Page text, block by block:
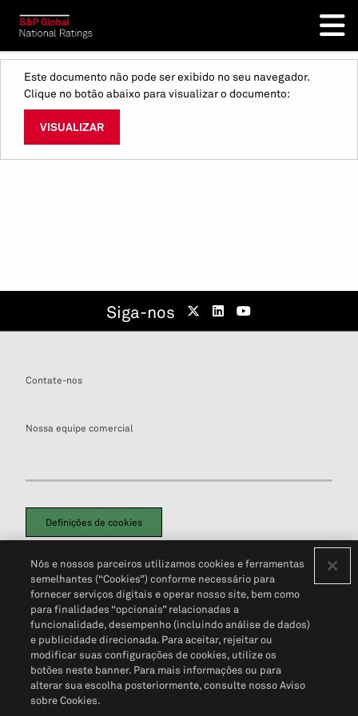
Este documento não pode ser exibido no seu navegador.
Clique no botão abaixo para visualizar o documento:
VISUALIZAR
Siga-nos
Contate-nos
Nossa equipe comercial
Definições de cookies
Política de PrivacidadePortal de privacidade do cliente (em inglês)
Não Venda Minhas Informações Pessoais© 2026 S&P Global
Nós e nossos parceiros utilizamos cookies e ferramentas
semelhantes (“Cookies”) conforme necessário para
fornecer serviços digitais e operar nosso site, bem como
para finalidades “opcionais” relacionadas a
funcionalidade, desempenho (incluindo análise de dados)
e publicidade direcionada. Para aceitar, rejeitar ou
modificar suas configurações de cookies, utilize os
botões neste banner. Para mais informações ou para
alterar sua escolha posteriormente, consulte nosso Aviso
sobre Cookies.